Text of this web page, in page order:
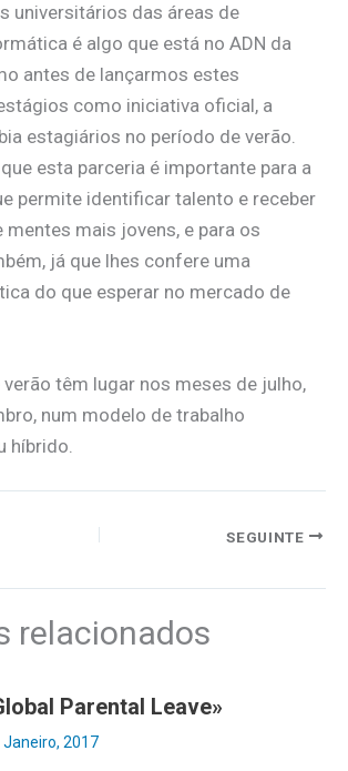
universitários das áreas de
é algo que está no ADN da
antes de lançarmos estes
como iniciativa oficial, a
estagiários no período de verão.
esta parceria é importante para a
permite identificar talento e receber
mentes mais jovens, e para os
já que lhes confere uma
do que esperar no mercado de
têm lugar nos meses de julho,
num modelo de trabalho
híbrido.
SEGUINTE
relacionados
Parental Leave»
Janeiro, 2017